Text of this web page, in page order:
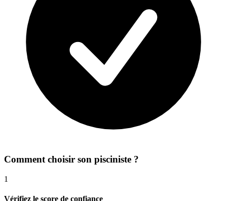
Comment choisir son pisciniste ?
1
Vérifiez le score de confiance